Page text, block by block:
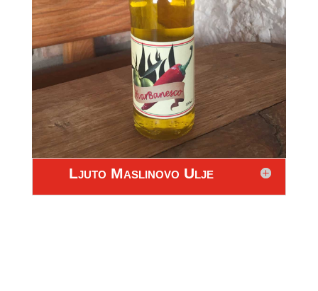
Ljuto Maslinovo Ulje